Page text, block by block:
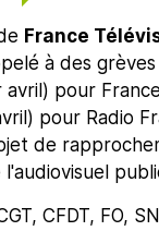
France
à des
avril) pour
pour Radio
de
CFDT, FO,